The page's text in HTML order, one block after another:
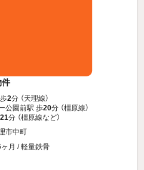
件
2分 （天理線）
公園前駅 歩20分 （橿原線）
21分 （橿原線など）
市中町
月 / 軽量鉄骨